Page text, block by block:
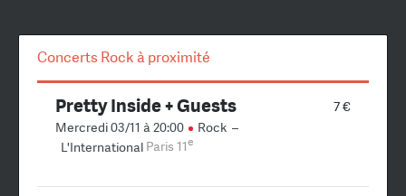
Concerts Rock à proximité
7 €
Pretty Inside + Guests
Mercredi 03/11 à 20:00 Rock –
L'International Paris 11e